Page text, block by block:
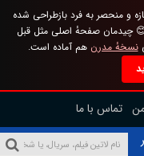
و منحصر به فرد بازطراحی شده
چیدمان صفحهٔ اصلی مثل قبل
نسخهٔ مدرن هم آماده است.
تماس با ما